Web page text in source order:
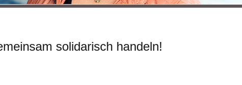
solidarisch handeln!